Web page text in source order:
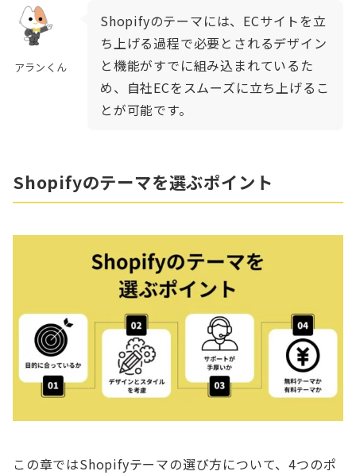
アランくん
Shopifyのテーマには、ECサイトを立
ち上げる過程で必要とされるデザイン
と機能がすでに組み込まれているた
め、自社ECをスムーズに立ち上げるこ
とが可能です。
Shopifyのテーマを選ぶポイント
この章ではShopifyテーマの選び方について、4つのポ